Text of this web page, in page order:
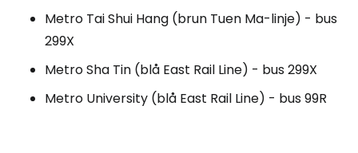
Metro Tai Shui Hang (brun Tuen Ma-linje) - bus
299X
Metro Sha Tin (blå East Rail Line) - bus 299X
Metro University (blå East Rail Line) - bus 99R